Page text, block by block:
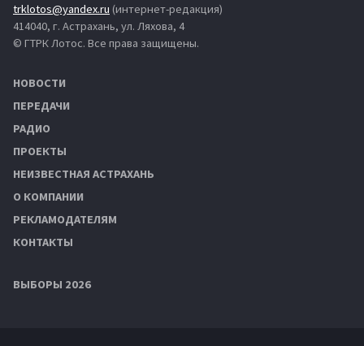
trklotos@yandex.ru (интернет-редакция)
414040, г. Астрахань, ул. Ляхова, 4
© ГТРК Лотос. Все права защищены.
НОВОСТИ
ПЕРЕДАЧИ
РАДИО
ПРОЕКТЫ
НЕИЗВЕСТНАЯ АСТРАХАНЬ
О КОМПАНИИ
РЕКЛАМОДАТЕЛЯМ
КОНТАКТЫ
ВЫБОРЫ 2026